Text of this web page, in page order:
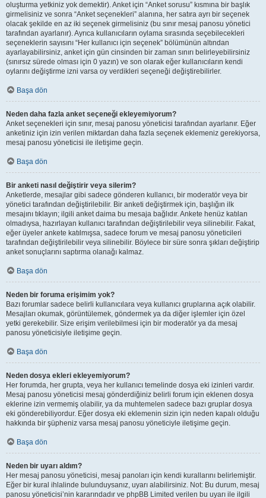
oluşturma yetkiniz yok demektir). Anket için “Anket sorusu” kısmına bir başlık
girmelisiniz ve sonra “Anket seçenekleri” alanına, her satıra ayrı bir seçenek
olacak şekilde en az iki seçenek girmelisiniz (bu sınır mesaj panosu yönetici
tarafından ayarlanır). Ayrıca kullanıcıların oylama sırasında seçebilecekleri
seçeneklerin sayısını “Her kullanıcı için seçenek” bölümünün altından
ayarlayabilirsiniz, anket için gün cinsinden bir zaman sınırı belirleyebilirsiniz
(sınırsız sürede olması için 0 yazın) ve son olarak eğer kullanıcıların kendi
oylarını değiştirme izni varsa oy verdikleri seçeneği değiştirebilirler.
Başa dön
Neden daha fazla anket seçeneği ekleyemiyorum?
Anket seçenekleri için sınır, mesaj panosu yöneticisi tarafından ayarlanır. Eğer
anketiniz için izin verilen miktardan daha fazla seçenek eklemeniz gerekiyorsa,
mesaj panosu yöneticisi ile iletişime geçin.
Başa dön
Bir anketi nasıl değiştirir veya silerim?
Anketlerde, mesajlar gibi sadece gönderen kullanıcı, bir moderatör veya bir
yönetici tarafından değiştirilebilir. Bir anketi değiştirmek için, başlığın ilk
mesajını tıklayın; ilgili anket daima bu mesaja bağlıdır. Ankete henüz katılan
olmadıysa, hazırlayan kullanıcı tarafından değiştirilebilir veya silinebilir. Fakat,
eğer üyeler ankete katılmışsa, sadece forum ve mesaj panosu yöneticileri
tarafından değiştirilebilir veya silinebilir. Böylece bir süre sonra şıkları değiştirip
anket sonuçlarını saptırma olanağı kalmaz.
Başa dön
Neden bir foruma erişimim yok?
Bazı forumlar sadece belirli kullanıcılara veya kullanıcı gruplarına açık olabilir.
Mesajları okumak, görüntülemek, göndermek ya da diğer işlemler için özel
yetki gerekebilir. Size erişim verilebilmesi için bir moderatör ya da mesaj
panosu yöneticisiyle iletişime geçin.
Başa dön
Neden dosya ekleri ekleyemiyorum?
Her forumda, her grupta, veya her kullanıcı temelinde dosya eki izinleri vardır.
Mesaj panosu yöneticisi mesaj gönderdiğiniz belirli forum için eklenen dosya
eklerine izin vermemiş olabilir, ya da muhtemelen sadece bazı gruplar dosya
eki gönderebiliyordur. Eğer dosya eki eklemenin sizin için neden kapalı olduğu
hakkında bir şüpheniz varsa mesaj panosu yöneticiyle iletişime geçin.
Başa dön
Neden bir uyarı aldım?
Her mesaj panosu yöneticisi, mesaj panoları için kendi kurallarını belirlemiştir.
Eğer bir kural ihlalinde bulunduysanız, uyarı alabilirsiniz. Not: Bu durum, mesaj
panosu yöneticisi’nin kararındadır ve phpBB Limited verilen bu uyarı ile ilgili